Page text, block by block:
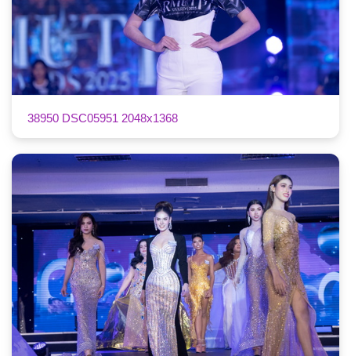
38950 DSC05951 2048x1368